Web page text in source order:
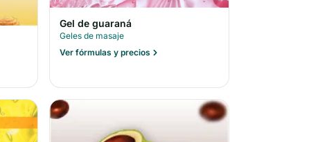
Gel de guaraná
Geles de masaje
Ver fórmulas y precios